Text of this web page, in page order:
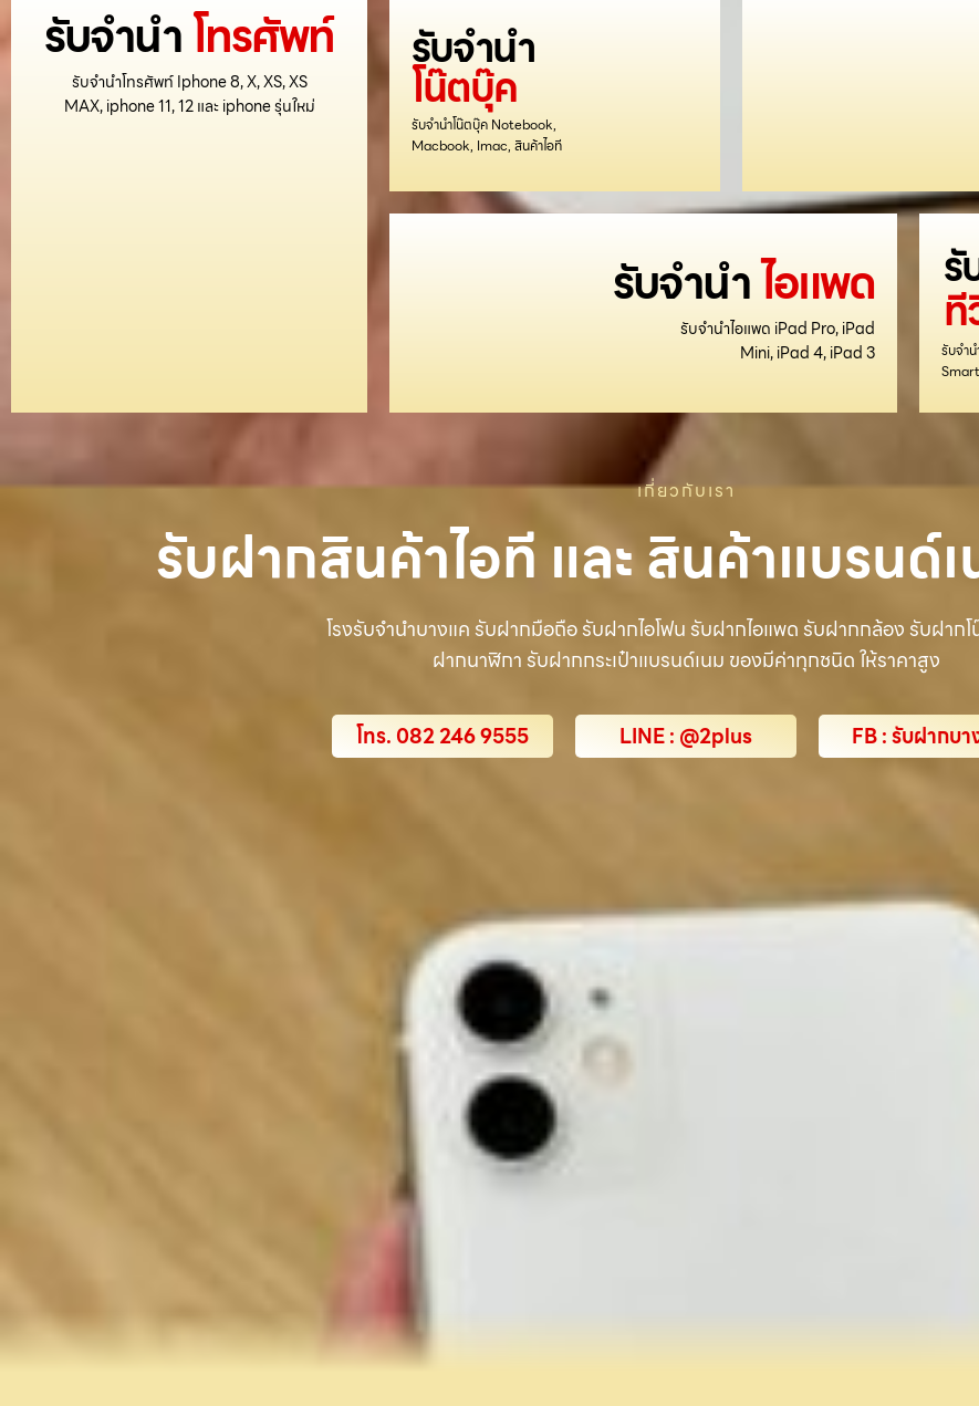
รับจำนำโทรศัพท์
รับจำนำโทรศัพท์ Iphone 8, X, XS, XS
MAX, iphone 11, 12 และ iphone รุ่นใหม่
รับจำนำ
โน๊ตบุ๊ค
รับจำนำโน๊ตบุ๊ค Notebook,
Macbook, Imac, สินค้าไอที
รับจำนำไอแพด
รับจำนำไอแพด iPad Pro, iPad
Mini, iPad 4, iPad 3
รั
ที
รับจำ
เกี่ยวกับเรา
รับฝากสินค้าไอที และ สินค้าแบรนด์
โรงรับจำนำบางแค รับฝากมือถือ รับฝากไอโฟน รับฝากไอแพด รับฝากกล้อง รับฝาก
ฝากนาฬิกา รับฝากกระเป๋าแบรนด์เนม ของมีค่าทุกชนิด ให้ราคาสูง
โทร. 082 246 9555 LINE : @2plus FB : รับฝากบ